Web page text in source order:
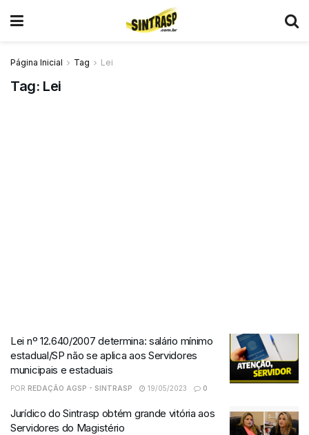
Página Inicial Tag Lei
Tag: Lei
Lei nº 12.640/2007 determina: salário mínimo
estadual/SP não se aplica aos Servidores
municipais e estaduais
POR REDAÇÃO AGSP - SINTRASP 19/05/2023 0
Jurídico do Sintrasp obtém grande vitória aos
Servidores do Magistério